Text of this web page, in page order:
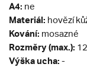
A4: ne
Materiál: hovězí
Kování: mosazné
Rozměry (max.):
Výška ucha: -